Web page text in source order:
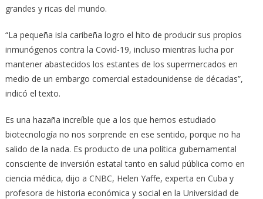
grandes y ricas del mundo.
“La pequeña isla caribeña logro el hito de producir sus propios
inmunógenos contra la Covid-19, incluso mientras lucha por
mantener abastecidos los estantes de los supermercados en
medio de un embargo comercial estadounidense de décadas”,
indicó el texto.
Es una hazaña increíble que a los que hemos estudiado
biotecnología no nos sorprende en ese sentido, porque no ha
salido de la nada. Es producto de una política gubernamental
consciente de inversión estatal tanto en salud pública como en
ciencia médica, dijo a CNBC, Helen Yaffe, experta en Cuba y
profesora de historia económica y social en la Universidad de